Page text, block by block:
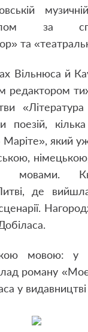
за
та
Вільнюса й
редактором
поезій,
який
мовами.
де
мовою: у
роману
у